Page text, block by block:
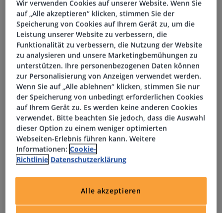
Ein angenehmes Arbeitsklima in einem motivierten und
engagierten Team
Möglichkeit, aktiv zur Gestaltung der Zukunft des
Unternehmens beizutragen und eigene Ideen
einzubringen
Aufgaben
Verantwortung für den 1st-Level-Support der IT-
Endanwender und das Management von 1st-Level-
Incidents
Entgegennahme und Bearbeitung von Störungen sowie
Serviceanfragen
Wir verwenden Cookies auf unserer Website. Wenn Sie
auf „Alle akzeptieren“ klicken, stimmen Sie der
Speicherung von Cookies auf Ihrem Gerät zu, um die
Leistung unserer Website zu verbessern, die
Funktionalität zu verbessern, die Nutzung der Website
zu analysieren und unsere Marketingbemühungen zu
unterstützen. Ihre personenbezogenen Daten können
zur Personalisierung von Anzeigen verwendet werden.
Wenn Sie auf „Alle ablehnen“ klicken, stimmen Sie nur
der Speicherung von unbedingt erforderlichen Cookies
auf Ihrem Gerät zu. Es werden keine anderen Cookies
verwendet. Bitte beachten Sie jedoch, dass die Auswahl
dieser Option zu einem weniger optimierten
Webseiten-Erlebnis führen kann. Weitere
Informationen: Cookie-
Richtlinie Datenschutzerklärung
Alle akzeptieren